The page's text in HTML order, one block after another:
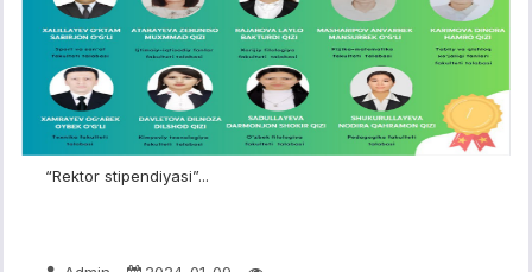
“Rektor stipendiyasi”...